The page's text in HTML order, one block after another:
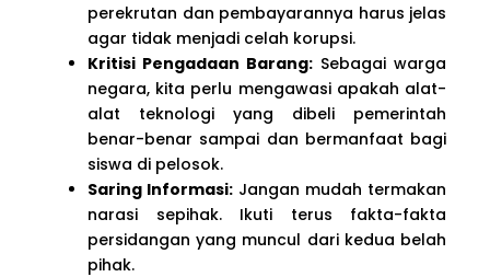
perekrutan dan pembayarannya harus jelas
agar tidak menjadi celah korupsi.
Kritisi Pengadaan Barang: Sebagai warga
negara, kita perlu mengawasi apakah alat-
alat teknologi yang dibeli pemerintah
benar-benar sampai dan bermanfaat bagi
siswa di pelosok.
Saring Informasi: Jangan mudah termakan
narasi sepihak. Ikuti terus fakta-fakta
persidangan yang muncul dari kedua belah
pihak.